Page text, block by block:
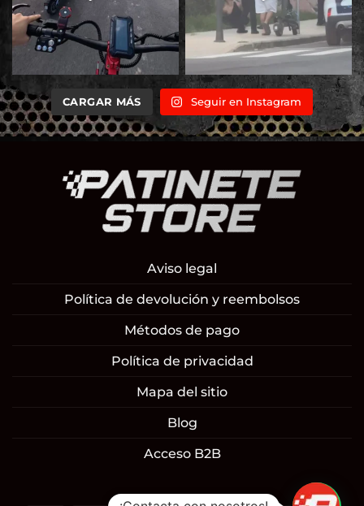
CARGAR MÁS Seguir en Instagram
Aviso legal
Política de devolución y reembolsos
Métodos de pago
Política de privacidad
Mapa del sitio
Blog
Acceso B2B